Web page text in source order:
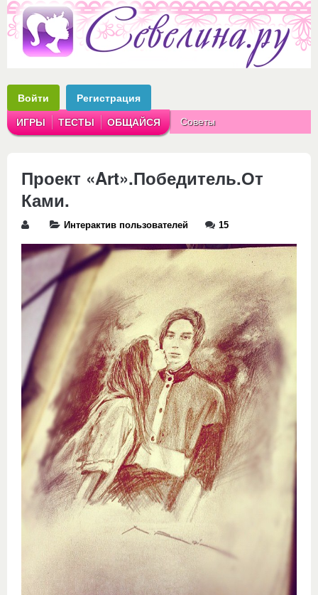
Войти Регистрация
ИГРЫ ТЕСТЫ ОБЩАЙСЯ Советы
Проект «Art».Победитель.От
Ками.
Интерактив пользователей 15